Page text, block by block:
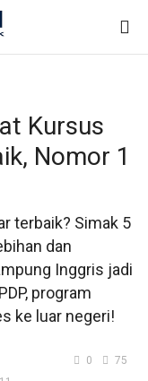
Kursus
Nomor 1
terbaik? Simak 5
dan
Inggris jadi
program
ke luar negeri!
0 75